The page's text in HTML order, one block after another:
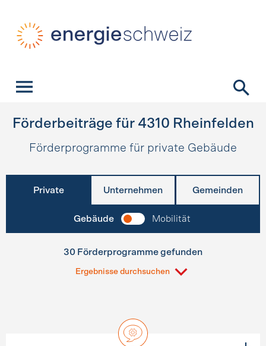
Förderbeiträge für 4310 Rheinfelden
Förderprogramme für private Gebäude
Private Unternehmen Gemeinden
Gebäude Mobilität
30 Förderprogramme gefunden
Ergebnisse durchsuchen